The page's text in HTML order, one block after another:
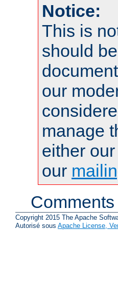
Notice:
This is
should
our
manage
either
our
Copyright 2015 The Apache
Autorisé sous Apache License,